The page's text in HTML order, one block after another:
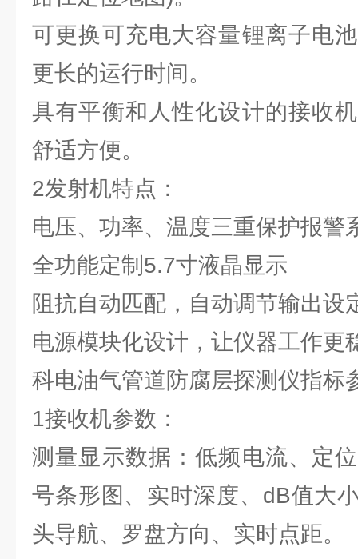
可更换可充电大容量锂离子电
更长的运行时间。
具有平衡和人性化设计的接收
舒适方便。
2发射机特点：
电压、功率、温度三重保护报警
全功能定制5.7寸液晶显示
阻抗自动匹配，自动调节输出设
电源模块化设计，让仪器工作更
科电油气管道防腐层探测仪指标
1接收机参数：
测量显示数据：低频电流、定
号条形图、实时深度、dB值大
头导航、罗盘方向、实时点距。